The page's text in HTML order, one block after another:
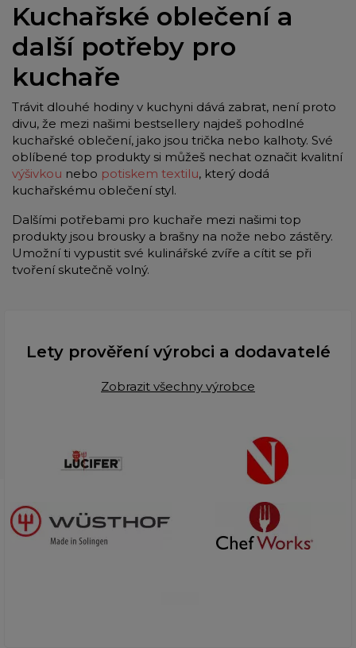
Kuchařské oblečení a
další potřeby pro
kuchaře
Trávit dlouhé hodiny v kuchyni dává zabrat, není proto
divu, že mezi našimi bestsellery najdeš pohodlné
kuchařské oblečení, jako jsou trička nebo kalhoty. Své
oblíbené top produkty si můžeš nechat označit kvalitní
výšivkou nebo potiskem textilu, který dodá
kuchařskému oblečení styl.
Dalšími potřebami pro kuchaře mezi našimi top
produkty jsou brousky a brašny na nože nebo zástěry.
Umožní ti vypustit své kulinářské zvíře a cítit se při
tvoření skutečně volný.
Lety prověření výrobci a dodavatelé
Zobrazit všechny výrobce